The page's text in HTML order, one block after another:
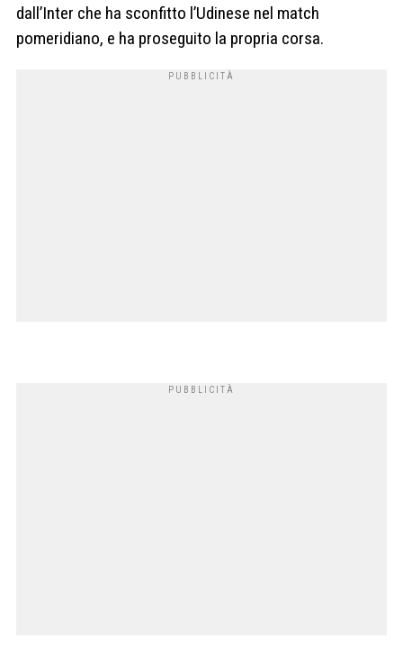
dall’Inter che ha sconfitto l’Udinese nel match
pomeridiano, e ha proseguito la propria corsa.